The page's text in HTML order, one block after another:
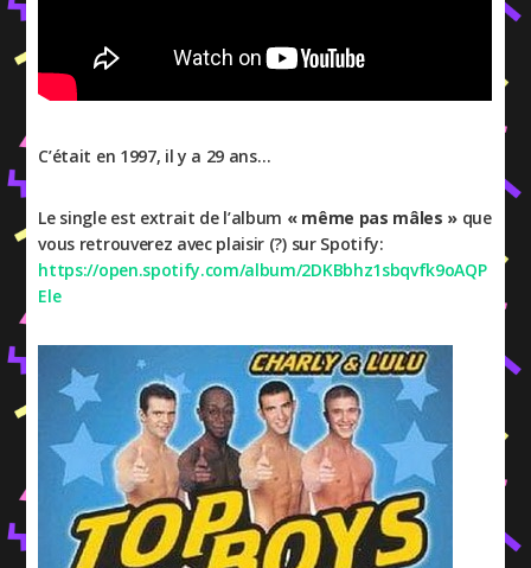
C’était en 1997, il y a 29 ans…
Le single est extrait de l’album « même pas mâles » que
vous retrouverez avec plaisir (?) sur Spotify:
https://open.spotify.com/album/2DKBbhz1sbqvfk9oAQP
Ele